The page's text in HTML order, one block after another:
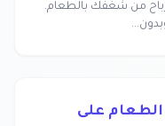
من شغفك بالطعام.
على